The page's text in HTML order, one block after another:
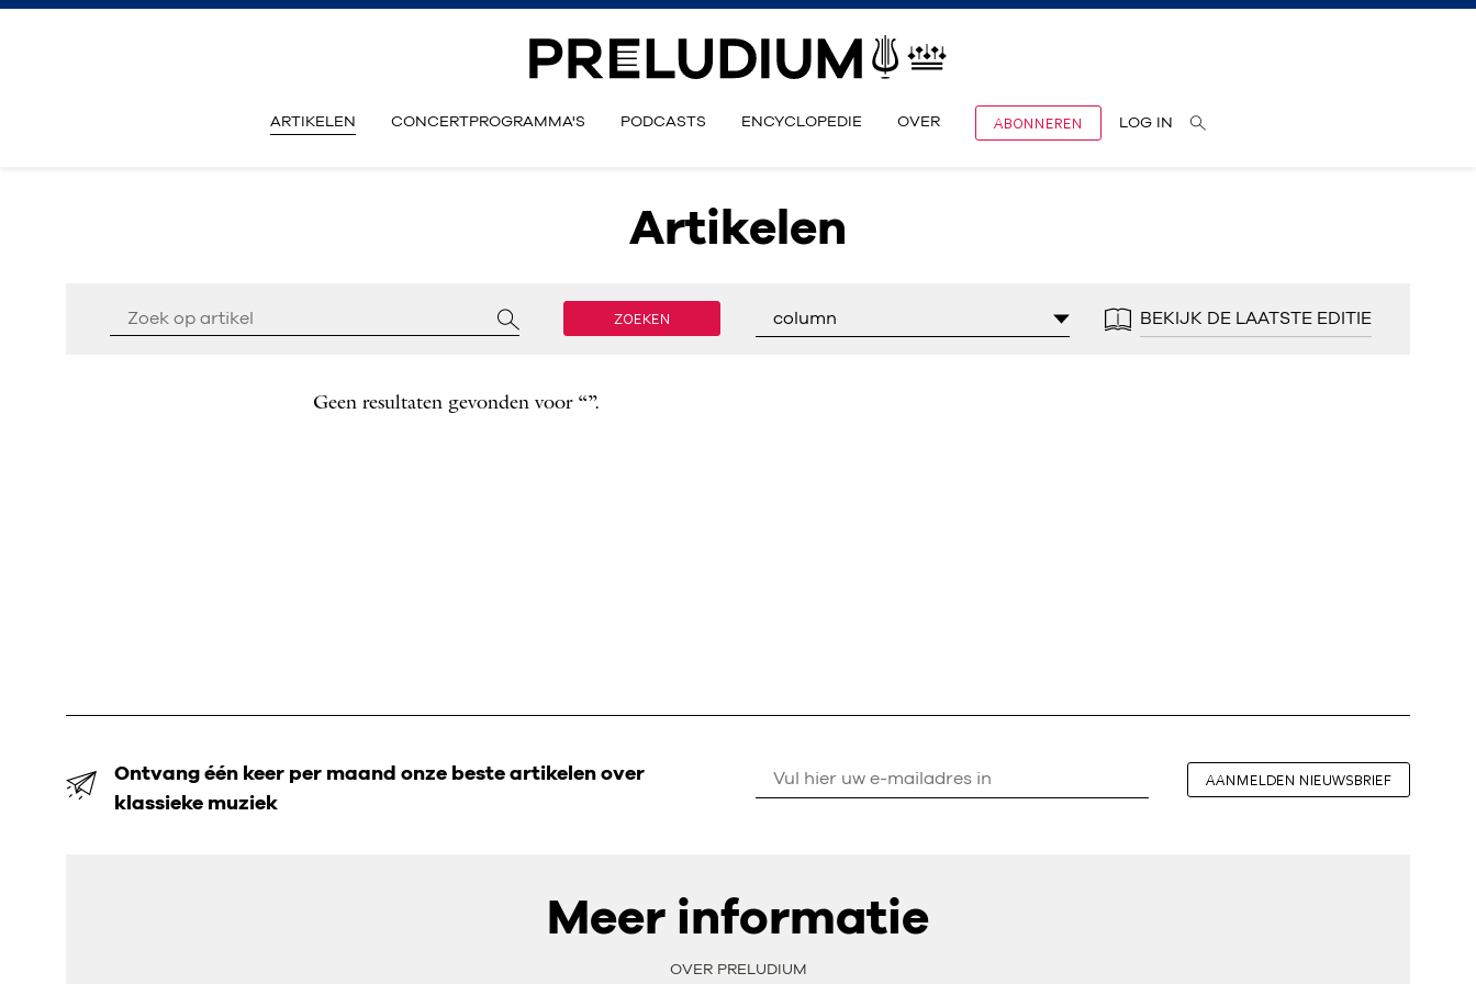
ARTIKELEN CONCERTPROGRAMMA'S PODCASTS ENCYCLOPEDIE OVER ABONNEREN LOG IN
Artikelen
ZOEKEN column BEKIJK DE LAATSTE EDITIE
Geen resultaten gevonden voor “”.
Ontvang één keer per maand onze beste artikelen over
klassieke muziek
AANMELDEN NIEUWSBRIEF
Meer informatie
OVER PRELUDIUM